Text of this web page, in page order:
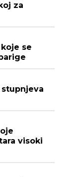
za
se
visoki